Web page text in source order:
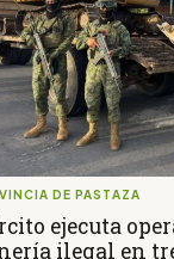
DE PASTAZA
ejecuta
ilegal en